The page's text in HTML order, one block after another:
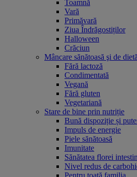
Toamnă
Vară
Primăvară
Ziua Îndrăgostiților
Halloween
Crăciun
Mâncare sănătoasă şi de dietă
Fără lactoză
Condimentată
Vegană
Fără gluten
Vegetariană
Stare de bine prin nutriție
Bună dispoziție și
Impuls de energie
Piele sănătoasă
Imunitate
Sănătatea florei
Nivel redus de
Pentru toată familia